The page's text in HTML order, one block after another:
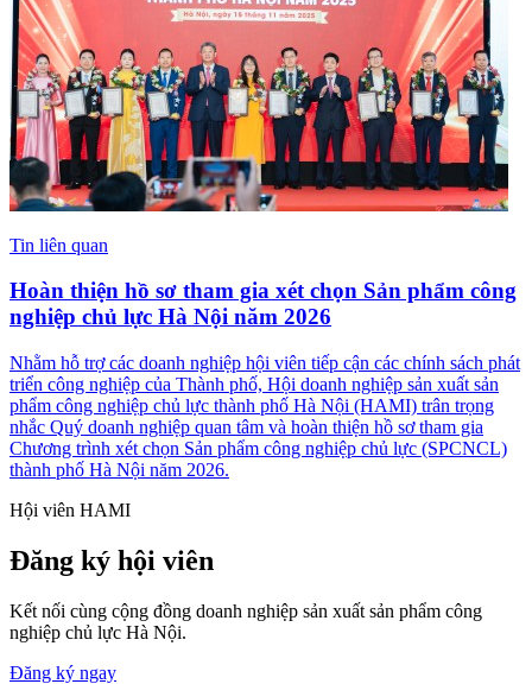
Tin liên quan
Hoàn thiện hồ sơ tham gia xét chọn Sản phẩm công
nghiệp chủ lực Hà Nội năm 2026
Nhằm hỗ trợ các doanh nghiệp hội viên tiếp cận các chính sách phát
triển công nghiệp của Thành phố, Hội doanh nghiệp sản xuất sản
phẩm công nghiệp chủ lực thành phố Hà Nội (HAMI) trân trọng
nhắc Quý doanh nghiệp quan tâm và hoàn thiện hồ sơ tham gia
Chương trình xét chọn Sản phẩm công nghiệp chủ lực (SPCNCL)
thành phố Hà Nội năm 2026.
Hội viên HAMI
Đăng ký hội viên
Kết nối cùng cộng đồng doanh nghiệp sản xuất sản phẩm công
nghiệp chủ lực Hà Nội.
Đăng ký ngay